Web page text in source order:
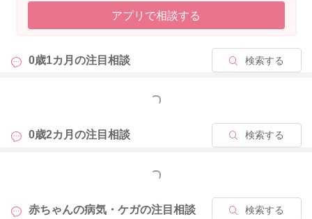
アプリで相談する
0歳1カ月の注目相談 検索する
もっと見る
0歳2カ月の注目相談 検索する
もっと見る
赤ちゃんの病気・ケガの注目相談 検索する